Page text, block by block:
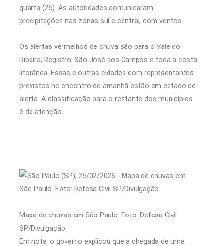
quarta (25). As autoridades comunicaram
precipitações nas zonas sul e central, com ventos.
Os alertas vermelhos de chuva são para o Vale do
Ribeira, Registro, São José dos Campos e toda a costa
litorânea. Essas e outras cidades com representantes
previstos no encontro de amanhã estão em estado de
alerta. A classificação para o restante dos municípios
é de atenção.
Mapa de chuvas em São Paulo. Foto: Defesa Civil
SP/Divulgação
Em nota, o governo explicou que a chegada de uma